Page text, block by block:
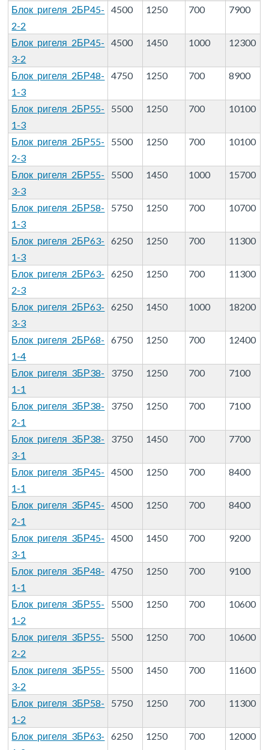
Блок ригеля 2БР45-
2-2
4500 1250 700 7900
Блок ригеля 2БР45-
3-2
4500 1450 1000 12300
Блок ригеля 2БР48-
1-3
4750 1250 700 8900
Блок ригеля 2БР55-
1-3
5500 1250 700 10100
Блок ригеля 2БР55-
2-3
5500 1250 700 10100
Блок ригеля 2БР55-
3-3
5500 1450 1000 15700
Блок ригеля 2БР58-
1-3
5750 1250 700 10700
Блок ригеля 2БР63-
1-3
6250 1250 700 11300
Блок ригеля 2БР63-
2-3
6250 1250 700 11300
Блок ригеля 2БР63-
3-3
6250 1450 1000 18200
Блок ригеля 2БР68-
1-4
6750 1250 700 12400
Блок ригеля 3БР38-
1-1
3750 1250 700 7100
Блок ригеля 3БР38-
2-1
3750 1250 700 7100
Блок ригеля 3БР38-
3-1
3750 1450 700 7700
Блок ригеля 3БР45-
1-1
4500 1250 700 8400
Блок ригеля 3БР45-
2-1
4500 1250 700 8400
Блок ригеля 3БР45-
3-1
4500 1450 700 9200
Блок ригеля 3БР48-
1-1
4750 1250 700 9100
Блок ригеля 3БР55-
1-2
5500 1250 700 10600
Блок ригеля 3БР55-
2-2
5500 1250 700 10600
Блок ригеля 3БР55-
3-2
5500 1450 700 11600
Блок ригеля 3БР58-
1-2
5750 1250 700 11300
Блок ригеля 3БР63-
6250 1250 700 12000